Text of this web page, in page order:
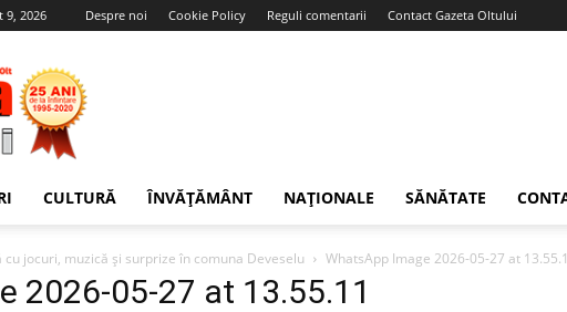
9, 2026 Despre noi Cookie Policy Reguli comentarii Contact Gazeta Oltului
CULTURĂ ÎNVĂȚĂMÂNT NAȚIONALE SĂNĂTATE
jocuri, muzică și surprize în comuna Deveselu WhatsApp Image 2026-05-27 at
2026-05-27 at 13.55.11